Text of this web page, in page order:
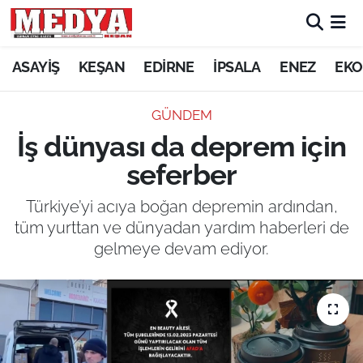
ASAYİŞ KEŞAN EDİRNE İPSALA ENEZ
GÜNDEM
İş dünyası da deprem için
seferber
Türkiye’yi acıya boğan depremin ardından,
tüm yurttan ve dünyadan yardım haberleri de
gelmeye devam ediyor.
KEŞAN
ASAYİŞ
GÜNDEM
SAĞLIK
EĞİTİM